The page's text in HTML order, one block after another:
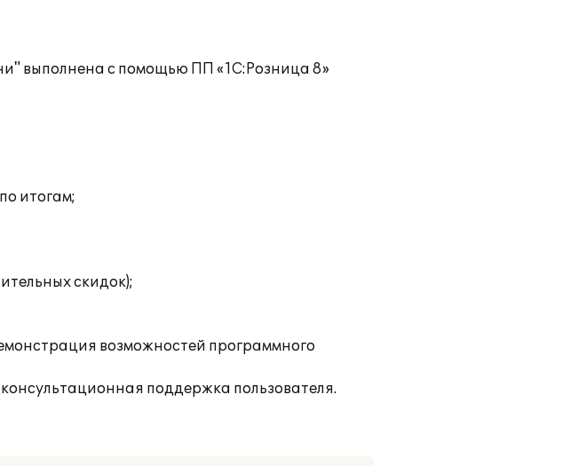
выполнена с помощью ПП «1С:Розница 8»
итогам;
скидок);
возможностей программного
поддержка пользователя.